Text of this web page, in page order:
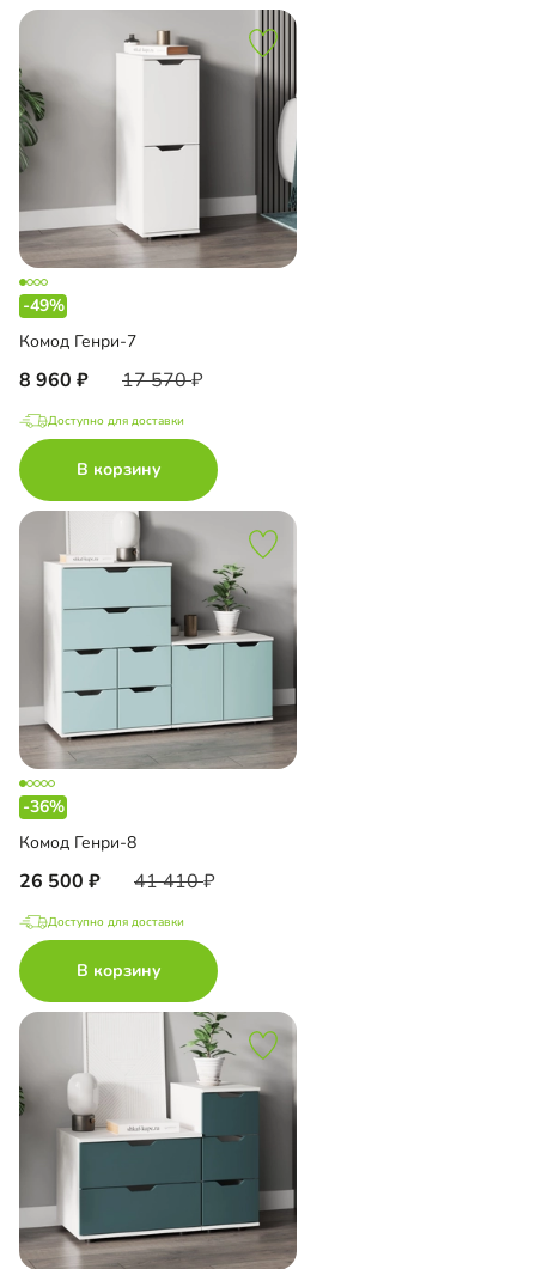
-49%
Комод Генри-7
8 960 17 570
Доступно для доставки
В корзину
-36%
Комод Генри-8
26 500 41 410
Доступно для доставки
В корзину